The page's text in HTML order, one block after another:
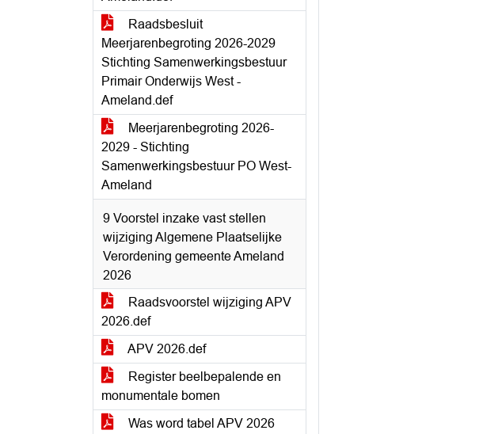
Raadsbesluit
Meerjarenbegroting 2026-2029
Stichting Samenwerkingsbestuur
Primair Onderwijs West -
Ameland.def
Meerjarenbegroting 2026-
2029 - Stichting
Samenwerkingsbestuur PO West-
Ameland
9 Voorstel inzake vast stellen
wijziging Algemene Plaatselijke
Verordening gemeente Ameland
2026
Raadsvoorstel wijziging APV
2026.def
APV 2026.def
Register beelbepalende en
monumentale bomen
Was word tabel APV 2026